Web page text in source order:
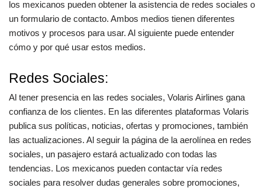
los mexicanos pueden obtener la asistencia de redes sociales o
un formulario de contacto. Ambos medios tienen diferentes
motivos y procesos para usar. Al siguiente puede entender
cómo y por qué usar estos medios.
Redes Sociales:
Al tener presencia en las redes sociales, Volaris Airlines gana
confianza de los clientes. En las diferentes plataformas Volaris
publica sus políticas, noticias, ofertas y promociones, también
las actualizaciones. Al seguir la página de la aerolínea en redes
sociales, un pasajero estará actualizado con todas las
tendencias. Los mexicanos pueden contactar vía redes
sociales para resolver dudas generales sobre promociones,